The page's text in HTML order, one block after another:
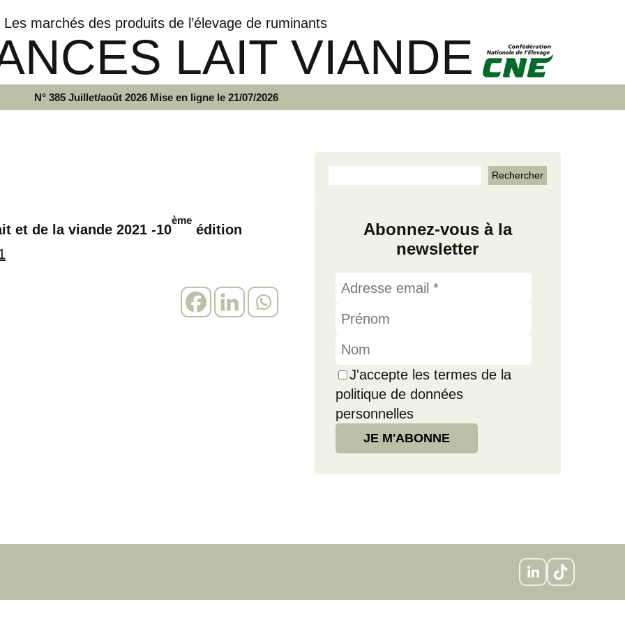
Les marchés des produits de l’élevage de ruminants
LAIT VIANDE
N° 385 Juillet/août 2026 Mise en ligne le 21/07/2026
et de la viande 2021 -10
ème
édition
Abonnez-vous à la
newsletter
J'accepte les termes de la
politique de données
personnelles